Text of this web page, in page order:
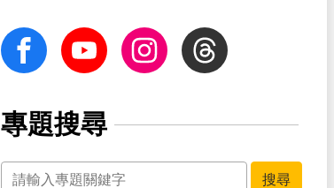
facebook Youtube InstagramThreads
專題搜尋
關鍵字
搜尋